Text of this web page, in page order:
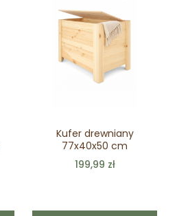
Kufer drewniany
77x40x50 cm
199,99 zł